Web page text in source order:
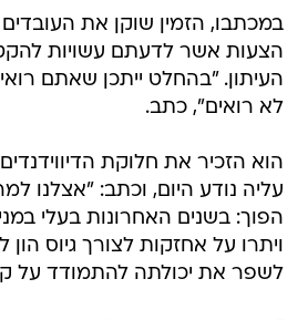
במכתבו, הזמין שוקן את
הצעות אשר לדעתם עשויות
העיתון. "בהחלט ייתכן שאתם
לא רואים", כתב.
הוא הזכיר את חלוקת
עליה נודע היום, וכתב: "אצלנו
הפוך: בשנים האחרונות בעלי
ויתרו על אחזקות לצורך גיוס
לשפר את יכולתה להתמודד על